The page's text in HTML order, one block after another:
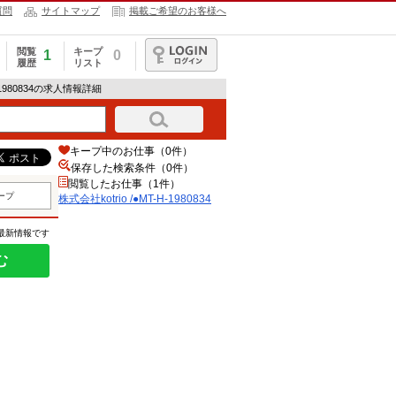
問 サイトマップ 掲載ご希望のお客様へ
閲覧
履歴
1
キープ
リスト
0
ログイン
の求人情報詳細
プ
新情報です
キープ中のお仕事（0件）
保存した検索条件（0件）
閲覧したお仕事（1件）
株式会社kotrio /●MT-H-1980834